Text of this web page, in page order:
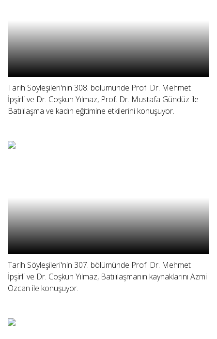
Tarih Söyleşileri'nin 308. bölümünde Prof. Dr. Mehmet
İpşirli ve Dr. Coşkun Yılmaz, Prof. Dr. Mustafa Gündüz ile
Batılılaşma ve kadın eğitimine etkilerini konuşuyor.
Tarih Söyleşileri'nin 307. bölümünde Prof. Dr. Mehmet
İpşirli ve Dr. Coşkun Yılmaz, Batılılaşmanın kaynaklarını Azmi
Özcan ile konuşuyor.